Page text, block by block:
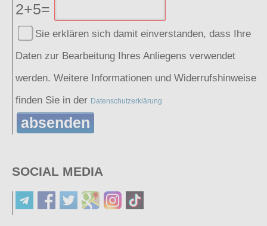
2+5=
Sie erklären sich damit einverstanden, dass Ihre
Daten zur Bearbeitung Ihres Anliegens verwendet
werden. Weitere Informationen und Widerrufshinweise
finden Sie in der Datenschutzerklärung
absenden
SOCIAL MEDIA